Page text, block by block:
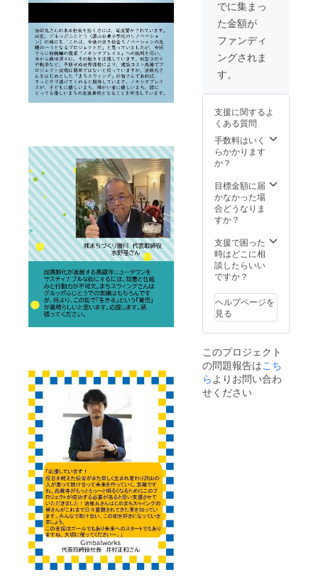
・令
和６年
６月２
日の内
覧会に
ご招待
招待致
しま
す。 ・
令和6年
度のノ
スのイ
の協賛
企業様
として
チラシ
等にお
掲載さ
せてい
ただき
ます。
ベント
にもご
招待い
たしま
でに集まっ
た金額が
ファンディ
ングされま
す。
支援に関するよ
くある質問
手数料はいく
らかかります
か？
目標金額に届
かなかった場
合どうなりま
すか？
支援で困った
時はどこに相
談したらいい
ですか？
ヘルプページを
見る
このプロジェクト
の問題報告はこち
ら よりお問い合わ
せください